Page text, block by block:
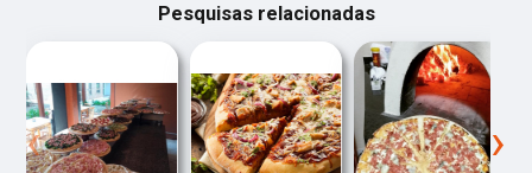
Pesquisas relacionadas
‹ ›